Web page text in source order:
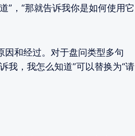
”，“那就告诉我你是如何使用它
因和经过。对于盘问类型多句
我，我怎么知道”可以替换为“请